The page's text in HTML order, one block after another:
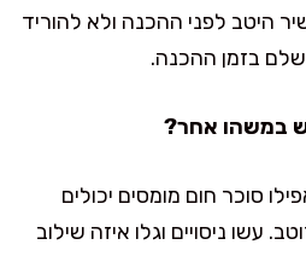
היטב לפני ההכנה ולא להוריד
שלם בזמן ההכנה.
במשהו אחר?
סוכר חום מומסים יכולים
עשו ניסויים וגלו איזה שילוב